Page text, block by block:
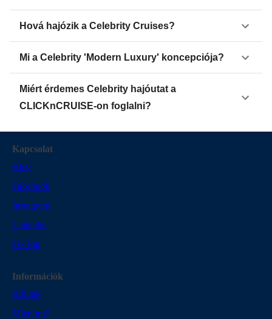
Hová hajózik a Celebrity Cruises?
Mi a Celebrity 'Modern Luxury' koncepciója?
Miért érdemes Celebrity hajóutat a
CLICKnCRUISE-on foglalni?
Kapcsolat
Blog
Facebook
Instagram
Linkedin
TikTok
Információk
Rólunk
Miért mi?